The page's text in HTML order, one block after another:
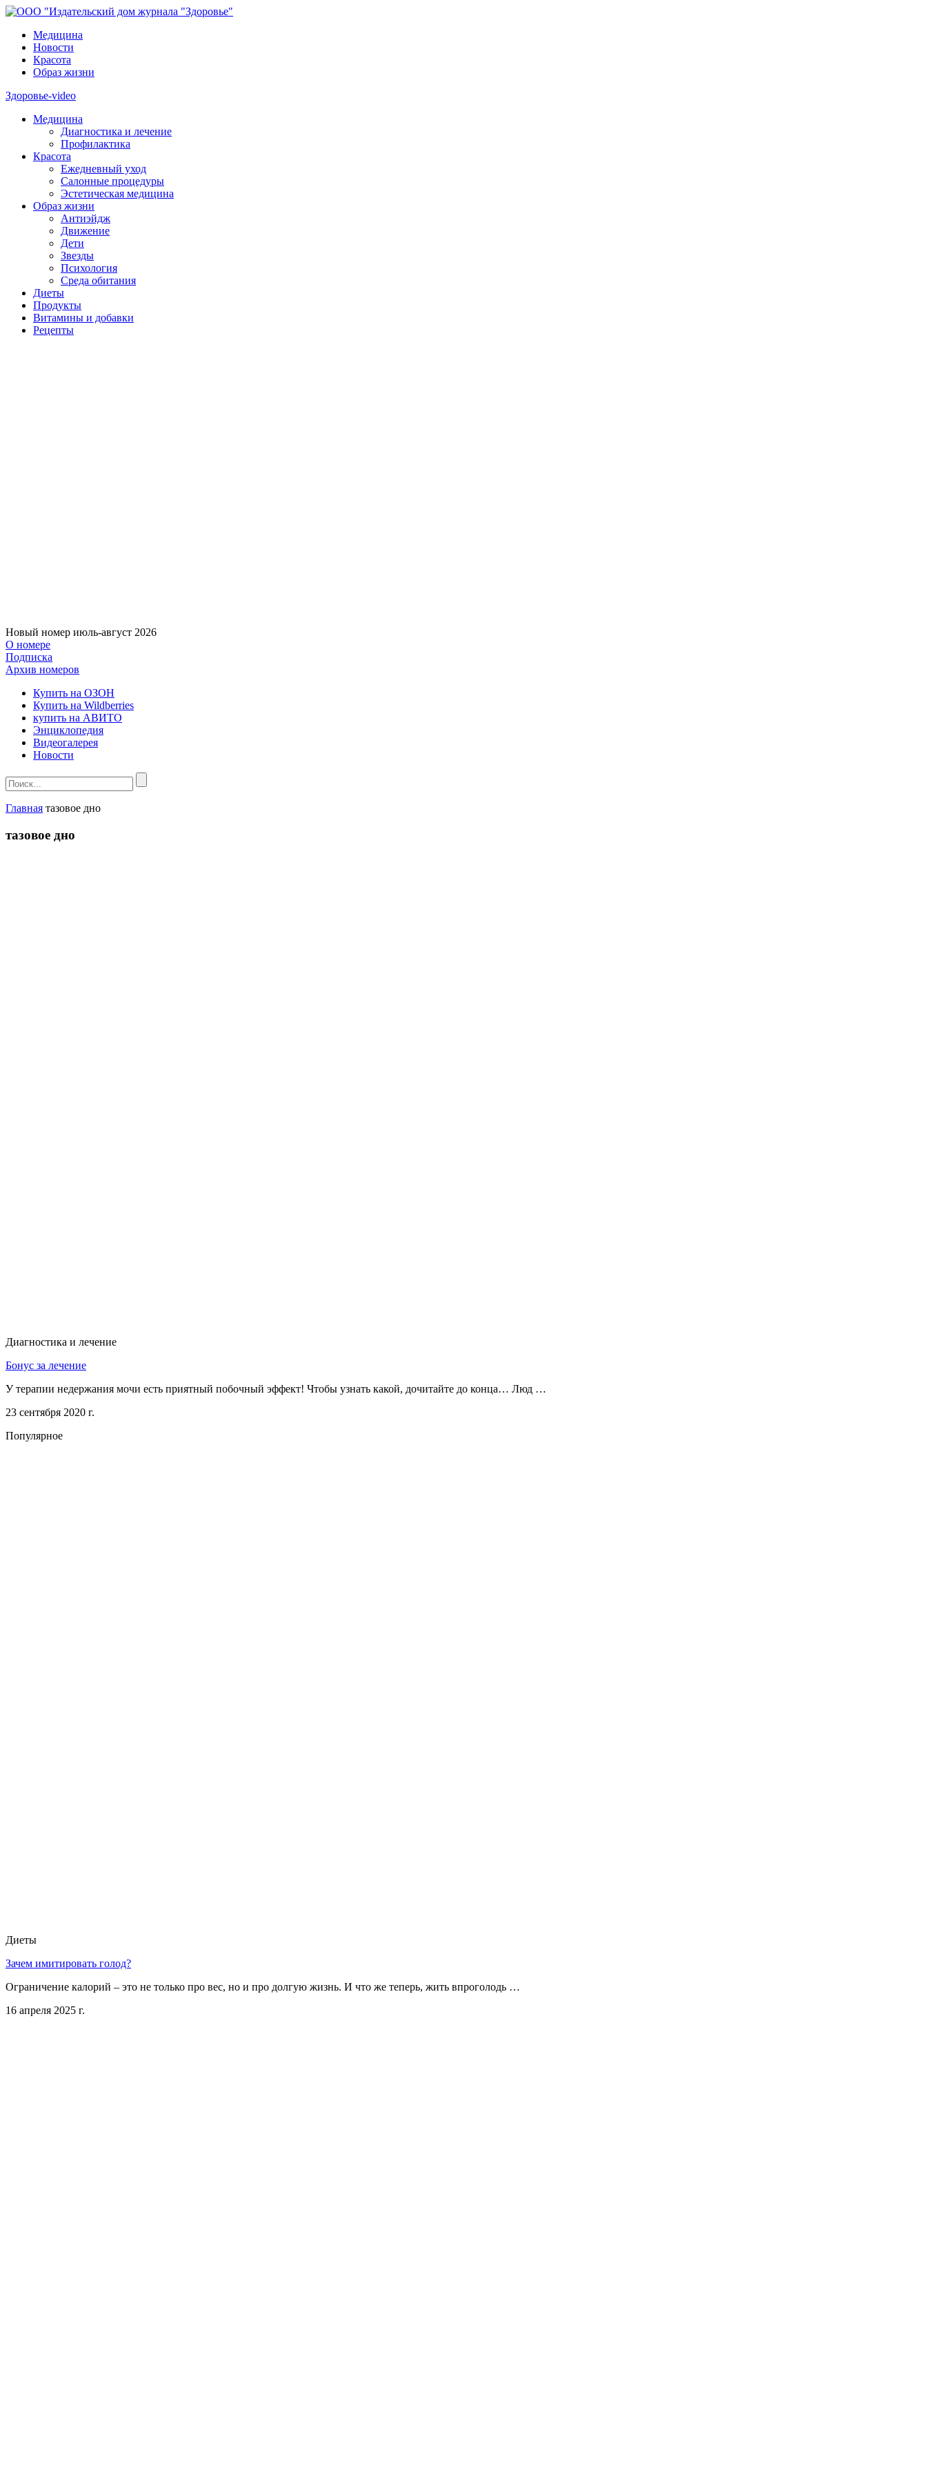
Медицина
Новости
Красота
Образ жизни
Здоровье-video
Медицина
Диагностика и лечение
Профилактика
Красота
Ежедневный уход
Салонные процедуры
Эстетическая медицина
Образ жизни
Антиэйдж
Движение
Дети
Звезды
Психология
Среда обитания
Диеты
Продукты
Витамины и добавки
Рецепты
Новый номер июль-август 2026
О номере
Подписка
Архив номеров
Купить на ОЗОН
Купить на Wildberries
купить на АВИТО
Энциклопедия
Видеогалерея
Новости
Главная тазовое дно
тазовое дно
Диагностика и лечение
Бонус за лечение
У терапии недержания мочи есть приятный побочный эффект! Чтобы узнать какой, дочитайте до конца… Люд …
23 сентября 2020 г.
Популярное
Диеты
Зачем имитировать голод?
Ограничение калорий – это не только про вес, но и про долгую жизнь. И что же теперь, жить впроголодь …
16 апреля 2025 г.